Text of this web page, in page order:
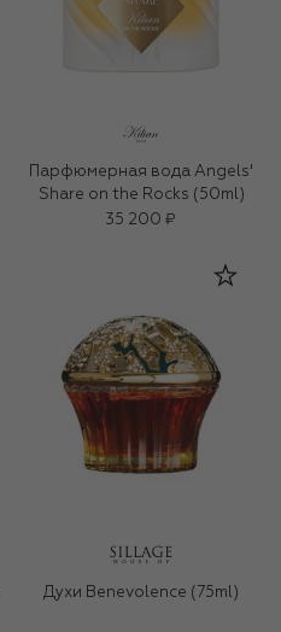
Парфюмерная вода Angels'
Share on the Rocks (50ml)
35 200 ₽
Духи Benevolence (75ml)